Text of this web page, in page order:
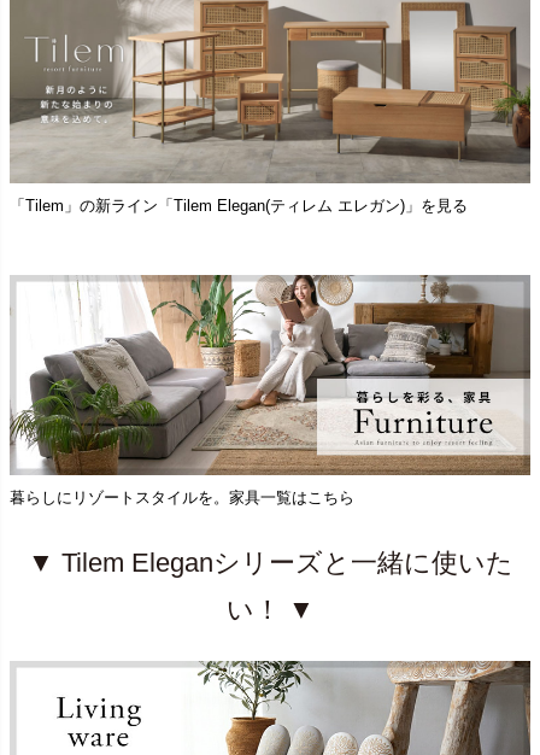
「Tilem」の新ライン「Tilem Elegan(ティレム エレガン)」を見る
暮らしにリゾートスタイルを。家具一覧はこちら
▼ Tilem Eleganシリーズと一緒に使いた
い！ ▼